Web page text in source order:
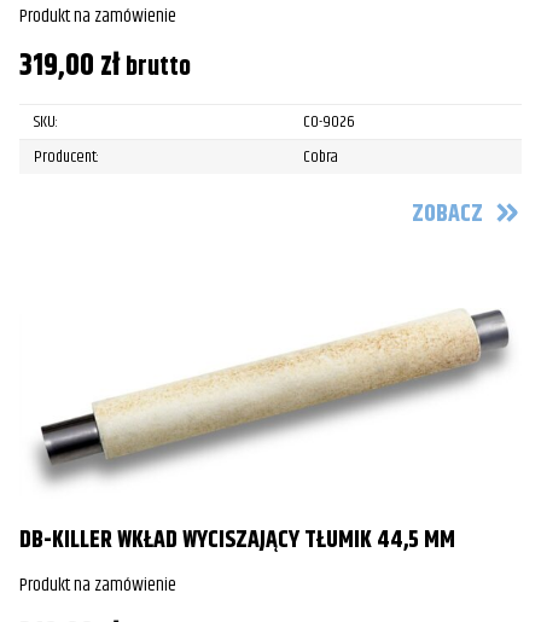
Produkt na zamówienie
319,00złbrutto
SKU:
CO-9026
Producent:
Cobra
ZOBACZ
DB-KILLER WKŁAD WYCISZAJĄCY TŁUMIK 44,5 MM
Produkt na zamówienie